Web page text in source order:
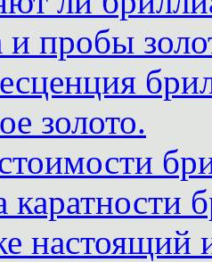
пробы
золото.
каратности
настоящий